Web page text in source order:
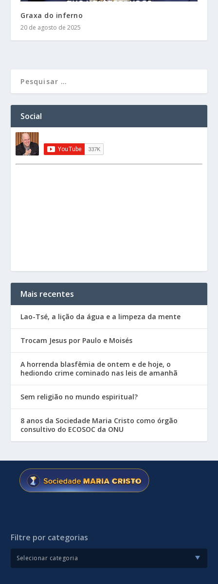
Graxa do inferno
20 de agosto de 2025
Social
Mais recentes
Lao-Tsé, a lição da água e a limpeza da mente
Trocam Jesus por Paulo e Moisés
A horrenda blasfêmia de ontem e de hoje, o
hediondo crime cominado nas leis de amanhã
Sem religião no mundo espiritual?
8 anos da Sociedade Maria Cristo como órgão
consultivo do ECOSOC da ONU
Filtre por categorias